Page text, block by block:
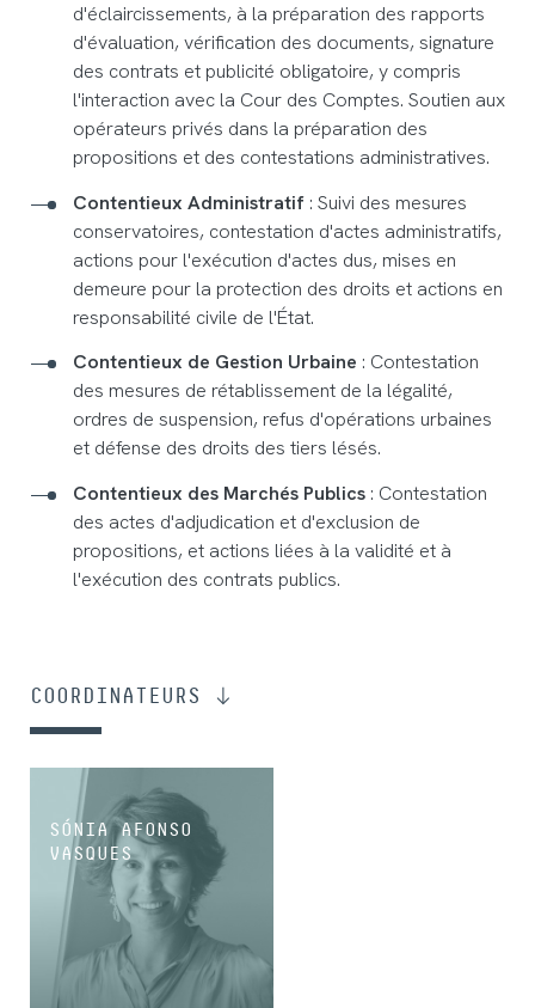
d'éclaircissements, à la préparation des rapports
d'évaluation, vérification des documents, signature
des contrats et publicité obligatoire, y compris
l'interaction avec la Cour des Comptes. Soutien aux
opérateurs privés dans la préparation des
propositions et des contestations administratives.
Contentieux Administratif : Suivi des mesures
conservatoires, contestation d'actes administratifs,
actions pour l'exécution d'actes dus, mises en
demeure pour la protection des droits et actions en
responsabilité civile de l'État.
Contentieux de Gestion Urbaine : Contestation
des mesures de rétablissement de la légalité,
ordres de suspension, refus d'opérations urbaines
et défense des droits des tiers lésés.
Contentieux des Marchés Publics : Contestation
des actes d'adjudication et d'exclusion de
propositions, et actions liées à la validité et à
l'exécution des contrats publics.
COORDINATEURS
SÓNIA AFONSO
VASQUES